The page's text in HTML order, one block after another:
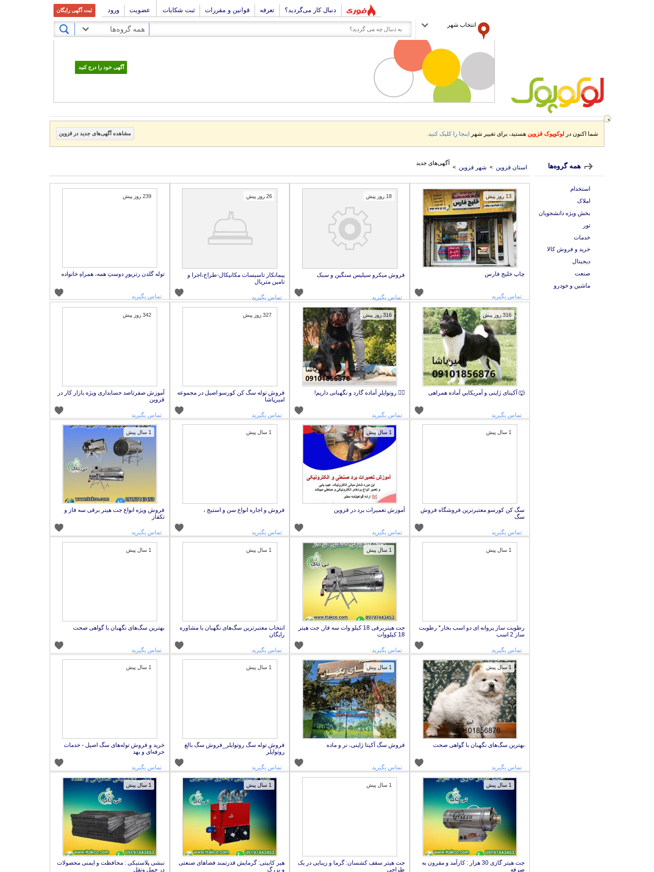
دنبال کار می‌گردید؟ تعرفه قوانین و مقررات ثبت شکایات عضویت ورود ثبت آگهی رایگان
انتخاب شهر
همه گروه‌ها
آگهی خود را درج کنید
شما اکنون در لوکوپوک قزوین هستید، برای تغییر شهر اینجا را کلیک کنید. مشاهده آگهی‌های جدید در قزوین
استان قزوین > شهر قزوین >
آگهی‌های جدید
13 روز پیش
چاپ خلیج فارس
تماس بگیرید
18 روز پیش
فروش میکرو سیلیس سنگین و سبک
تماس بگیرید
26 روز پیش
پیمانکار تاسیسات مکانیکال-طراح،اجرا و
تامین متریال
تماس بگیرید
239 روز پیش
توله گلدن رتریورِ دوستِ همه، همراهِ خانواده
تماس بگیرید
316 روز پیش
🐺 آکیتای ژاپنی و آمریکاییِ آماده همراهی
تماس بگیرید
316 روز پیش
🐕‍🦺 روتوایلرِ آماده گارد و نگهبانی داریم!
تماس بگیرید
327 روز پیش
فروش توله سگ کن کورسو اصیل در مجموعه
امیرپاشا
تماس بگیرید
342 روز پیش
آموزش صفرتاصد حسابداری ویژه بازار کار در
قزوین
تماس بگیرید
1 سال پیش
سگ کن کورسو معتبرترین فروشگاه فروش
سگ
تماس بگیرید
1 سال پیش
آموزش تعمیرات برد در قزوین
تماس بگیرید
1 سال پیش
فروش و اجاره انواع سن و استیج ،
تماس بگیرید
1 سال پیش
فروش ویژه انواع جت هیتر برقی سه فاز و
تکفاز
تماس بگیرید
1 سال پیش
رطوبت ساز پروانه ای دو اسب بخار* رطوبت
ساز 2 اسب
تماس بگیرید
1 سال پیش
جت هیتربرقی 18 کیلو وات سه فاز, جت هیتر
18 کیلووات
تماس بگیرید
1 سال پیش
انتخاب معتبرترین سگ‌های نگهبان با مشاوره
رایگان
تماس بگیرید
1 سال پیش
بهترین سگ‌های نگهبان با گواهی صحت
تماس بگیرید
1 سال پیش
بهترین سگ‌های نگهبان با گواهی صحت
تماس بگیرید
1 سال پیش
فروش سگ آکیتا ژاپنی، نر و ماده
تماس بگیرید
1 سال پیش
فروش توله سگ روتوایلر_فروش سگ بالغ
روتوایلر
تماس بگیرید
1 سال پیش
خرید و فروش توله‌های سگ اصیل - خدمات
حرفه‌ای و بهد
تماس بگیرید
1 سال پیش
جت هیتر گازی 30 هزار : کارآمد و مقرون به
صرفه
1 سال پیش
جت هیتر سقف کشسان: گرما و زیبایی در یک
طراحی
1 سال پیش
هیر کابیتی: گرمایش قدرتمند فضاهای صنعتی
و بزرگ
1 سال پیش
نبشی پلاستیکی : محافظت و ایمنی محصولات
در حمل ونقل
همه گروه‌ها
استخدام
املاک
بخش ویژه دانشجویان
تور
خدمات
خرید و فروش کالا
دیجیتال
صنعت
ماشین و خودرو